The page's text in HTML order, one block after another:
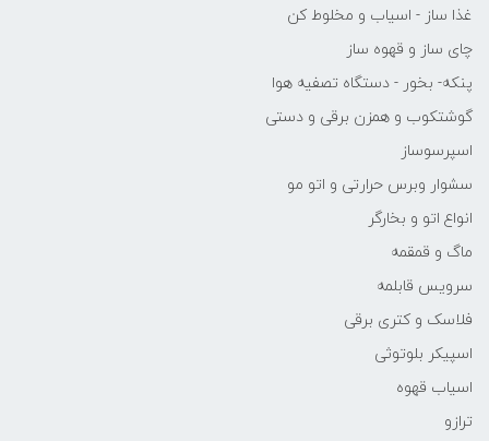
غذا ساز - اسیاب و مخلوط کن
چای ساز و قهوه ساز
پنکه- بخور - دستگاه تصفیه هوا
گوشتکوب و همزن برقی و دستی
اسپرسوساز
سشوار وبرس حرارتی و اتو مو
انواع اتو و بخارگر
ماگ و قمقمه
سرویس قابلمه
فلاسک و کتری برقی
اسپیکر بلوتوثی
اسیاب قهوه
ترازو